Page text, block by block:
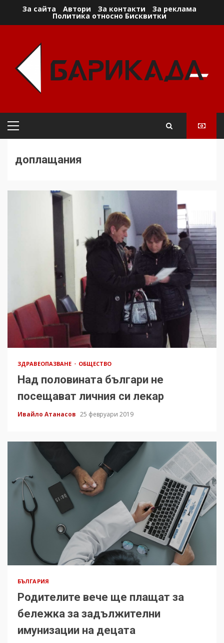
За сайта Автори За контакти За реклама
Политика относно Бисквитки
Primary
доплащания
ЗДРАВЕОПАЗВАНЕ ОБЩЕСТВО
Над половината българи не
посещават личния си лекар
Ивайло Атанасов 25 февруари 2019
БЪЛГАРИЯ
Родителите вече ще плащат за
бележка за задължителни
имунизации на децата